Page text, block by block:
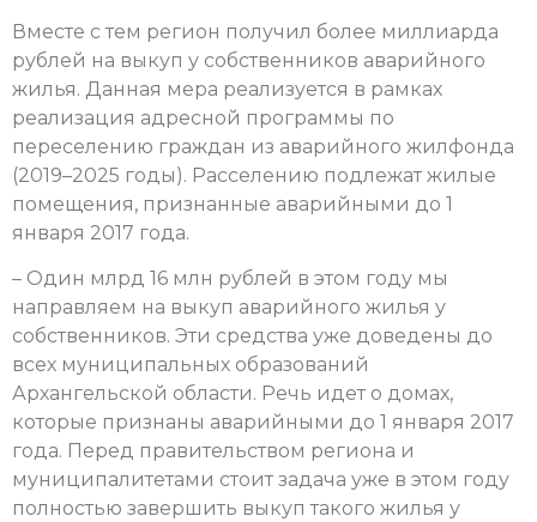
Вместе с тем регион получил более миллиарда
рублей на выкуп у собственников аварийного
жилья. Данная мера реализуется в рамках
реализация адресной программы по
переселению граждан из аварийного жилфонда
(2019–2025 годы). Расселению подлежат жилые
помещения, признанные аварийными до 1
января 2017 года.
– Один млрд 16 млн рублей в этом году мы
направляем на выкуп аварийного жилья у
собственников. Эти средства уже доведены до
всех муниципальных образований
Архангельской области. Речь идет о домах,
которые признаны аварийными до 1 января 2017
года. Перед правительством региона и
муниципалитетами стоит задача уже в этом году
полностью завершить выкуп такого жилья у